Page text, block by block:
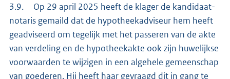
3.9. Op 29 april 2025 heeft de klager de kandidaat-
notaris gemaild dat de hypotheekadviseur hem heeft
geadviseerd om tegelijk met het passeren van de akte
van verdeling en de hypotheekakte ook zijn huwelijkse
voorwaarden te wijzigen in een algehele gemeenschap
van goederen. Hij heeft haar gevraagd dit in gang te